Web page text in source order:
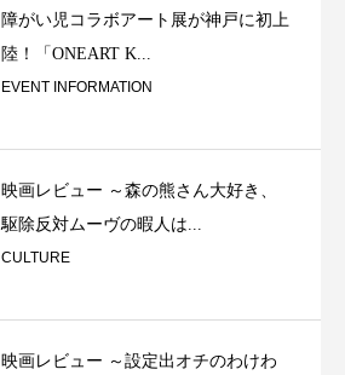
障がい児コラボアート展が神戸に初上
陸！「ONEART K...
EVENT INFORMATION
映画レビュー ～森の熊さん大好き、
駆除反対ムーヴの暇人は...
CULTURE
映画レビュー ～設定出オチのわけわ